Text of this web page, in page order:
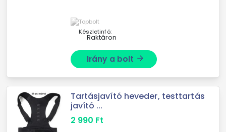
Tartásjavító
Szín: fekete Anyag: ...
Készletinfó:
Raktáron
Irány a bolt arrow_forward
Tartásjavító heveder, testtartás
javító ...
2 990 Ft